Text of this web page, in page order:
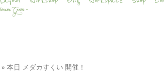
» 本日 メダカすくい 開催！